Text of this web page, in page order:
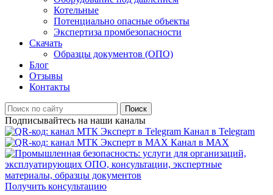
Котельные
Потенциально опасные объекты
Экспертиза промбезопасности
Скачать
Образцы документов (ОПО)
Блог
Отзывы
Контакты
Поиск
Подписывайтесь на наши каналы
Канал в Telegram
Канал в MAX
Получить консультацию